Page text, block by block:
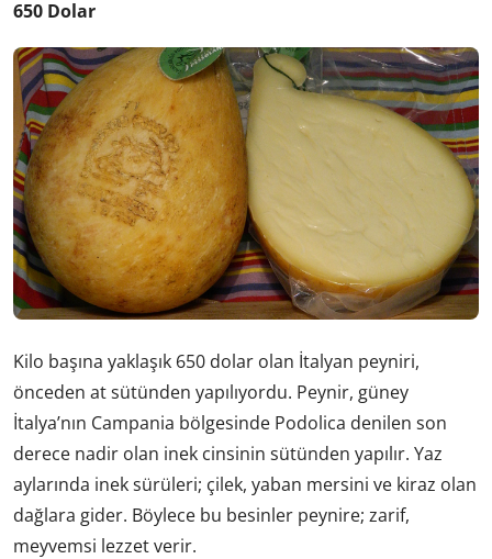
650 Dolar
Kilo başına yaklaşık 650 dolar olan İtalyan peyniri,
önceden at sütünden yapılıyordu. Peynir, güney
İtalya’nın Campania bölgesinde Podolica denilen son
derece nadir olan inek cinsinin sütünden yapılır. Yaz
aylarında inek sürüleri; çilek, yaban mersini ve kiraz olan
dağlara gider. Böylece bu besinler peynire; zarif,
meyvemsi lezzet verir.